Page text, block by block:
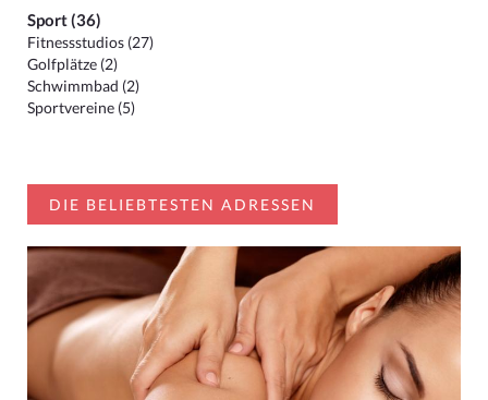
Sport (36)
Fitnessstudios (27)
Golfplätze (2)
Schwimmbad (2)
Sportvereine (5)
DIE BELIEBTESTEN ADRESSEN